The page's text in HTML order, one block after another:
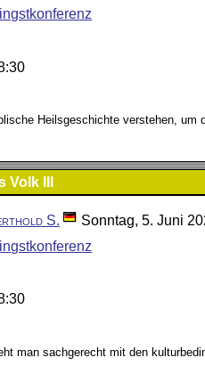
Heilsgeschichte verstehen, um
III
S.
Sonntag, 5. Juni
man sachgerecht mit den